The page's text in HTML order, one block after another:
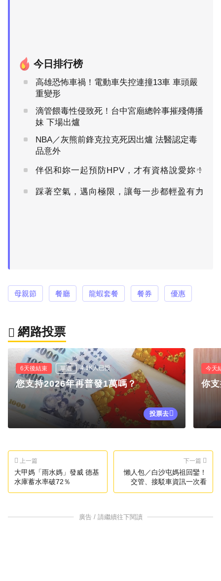
今日排行榜
高雄恐怖車禍！電動車失控連撞13車 車頭嚴
重變形
滴管餵毒性侵致死！台中宮廟總幹事摧殘傳播
妹 下場出爐
NBA／灰熊前鋒克拉克死因出爐 法醫認定毒
品意外
伴侶和妳一起預防HPV，才有資格說愛妳！
PR
踩著空氣，邁向極限，讓每一步都輕盈有力
PR
母親節 餐廳 龍蝦套餐 餐券 優惠
網路投票
6天後結束 單選 4.1K人已投
您支持2026年再普發1萬嗎？
投票去
今天
你
上一篇
大甲媽「雨水媽」發威 德基
水庫蓄水率破72％
下一篇
懶人包／白沙屯媽祖回鑾！
交管、接駁車資訊一次看
廣告 / 請繼續往下閱讀